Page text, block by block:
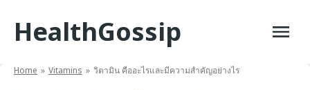
content
HealthGossip
Home Vitamins วิตามิน คืออะไรและมีความสำคัญอย่างไร